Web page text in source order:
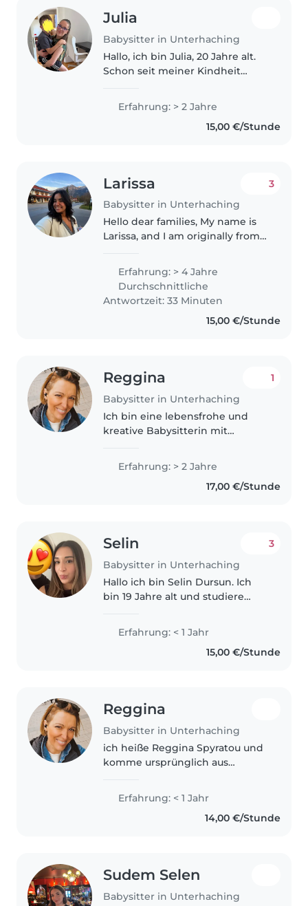
Julia
Babysitter in Unterhaching
Hallo, ich bin Julia, 20 Jahre alt.
Schon seit meiner Kindheit
Mutter ist Erzieherin und hat
mich früher oft mit in den
Erfahrung: > 2 Jahre
15,00 €/Stunde
Larissa
Babysitter in Unterhaching
3
Hello dear families, My name is
Larissa, and I am originally from
worked as a teacher for children
with special needs, which gave
me a lot of patience,..
Erfahrung: > 4 Jahre
Durchschnittliche
Antwortzeit: 33 Minuten
15,00 €/Stunde
Reggina
Babysitter in Unterhaching
1
Ich bin eine lebensfrohe und
kreative Babysitterin mit
Kleinkindern und
Vorschulkindern. Obwohl ich
noch keine formale Ausbildung
Erfahrung: > 2 Jahre
17,00 €/Stunde
Selin
Babysitter in Unterhaching
3
Hallo ich bin Selin Dursun. Ich
bin 19 Jahre alt und studiere
Kommunikation an der
Hochschule in München. Ich bin
eine sehr freundliche, geduldige
Erfahrung: < 1 Jahr
15,00 €/Stunde
Reggina
Babysitter in Unterhaching
ich heiße Reggina Spyratou und
komme ursprünglich aus
Jahren in Deutschland und
arbeite in einem Kindergarten
als Kinderbetreuerin.ich bin
Erfahrung: < 1 Jahr
14,00 €/Stunde
Sudem Selen
Babysitter in Unterhaching